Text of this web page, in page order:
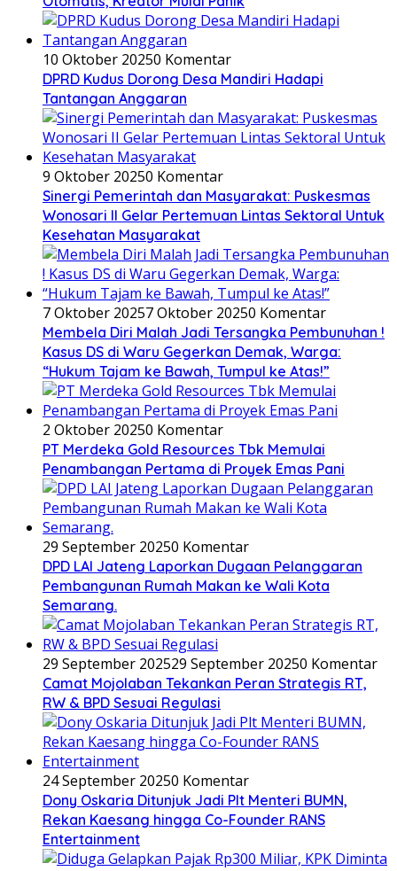
10 Oktober 20250 Komentar
DPRD Kudus Dorong Desa Mandiri Hadapi
Tantangan Anggaran
9 Oktober 20250 Komentar
Sinergi Pemerintah dan Masyarakat: Puskesmas
Wonosari II Gelar Pertemuan Lintas Sektoral Untuk
Kesehatan Masyarakat
7 Oktober 20257 Oktober 20250 Komentar
Membela Diri Malah Jadi Tersangka Pembunuhan !
Kasus DS di Waru Gegerkan Demak, Warga:
“Hukum Tajam ke Bawah, Tumpul ke Atas!”
2 Oktober 20250 Komentar
PT Merdeka Gold Resources Tbk Memulai
Penambangan Pertama di Proyek Emas Pani
29 September 20250 Komentar
DPD LAI Jateng Laporkan Dugaan Pelanggaran
Pembangunan Rumah Makan ke Wali Kota
Semarang.
29 September 202529 September 20250 Komentar
Camat Mojolaban Tekankan Peran Strategis RT,
RW & BPD Sesuai Regulasi
24 September 20250 Komentar
Dony Oskaria Ditunjuk Jadi Plt Menteri BUMN,
Rekan Kaesang hingga Co-Founder RANS
Entertainment